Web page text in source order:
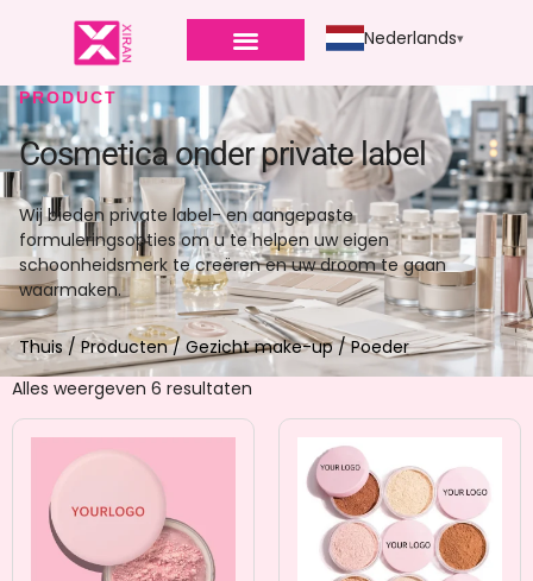
Nederlands
PRODUCT
Cosmetica onder private label
Wij bieden private label- en aangepaste
formuleringsopties om u te helpen uw eigen
schoonheidsmerk te creëren en uw droom te gaan
waarmaken.
Thuis/Producten/ Gezicht make-up/ Poeder
Alles weergeven 6 resultaten